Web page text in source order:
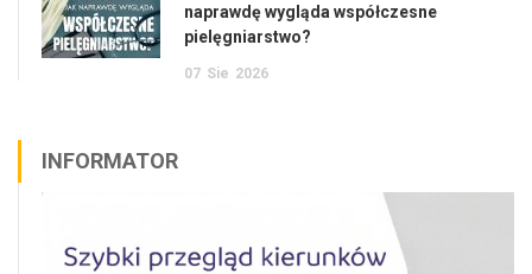
naprawdę wygląda współczesne
pielęgniarstwo?
07 Sie 2026
INFORMATOR